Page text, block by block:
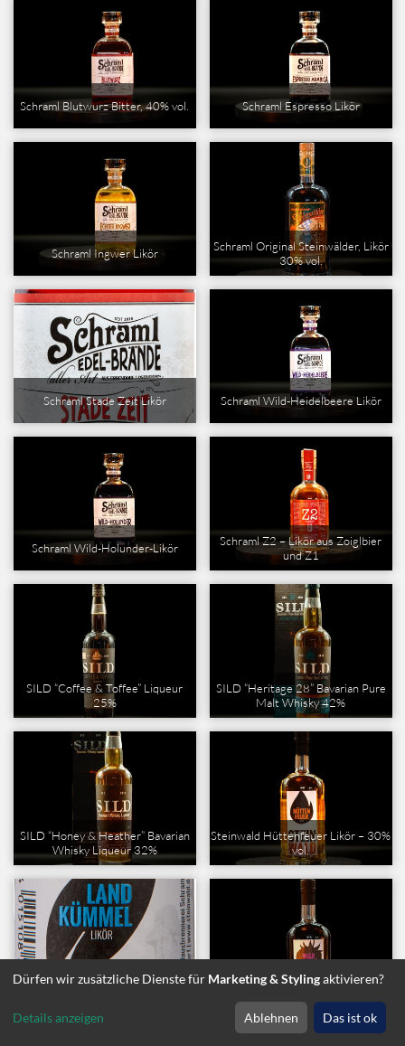
Schraml Blutwurz Bitter, 40% vol. Schraml Espresso Likör
Schraml Ingwer Likör
Schraml Original Steinwälder, Likör
30% vol.
Schraml Stade Zeit Likör Schraml Wild-Heidelbeere Likör
Schraml Wild-Holunder-Likör
Schraml Z2 – Likör aus Zoiglbier
und Z1
SILD “Coffee & Toffee” Liqueur
25%
SILD “Heritage 28” Bavarian Pure
Malt Whisky 42%
SILD “Honey & Heather” Bavarian
Whisky Liqueur 32%
Steinwald Hüttenfeuer Likör – 30%
vol.
Steinwald Landkümmel Likör – 30%
Steinwald Waldfrucht Likör – 25%
Dürfen wir zusätzliche Dienste für Marketing & Stylingaktivieren?
Details anzeigen Ablehnen Das ist ok